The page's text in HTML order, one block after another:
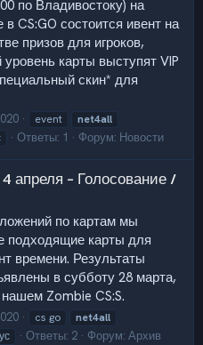
по Владивостоку) на
CS:GO состоится ивент на
призов для игроков,
карты выступят VIP
скин* для
event
net4all
Ответы: 1 Форум: Новости
апреля - Голосование /
по картам мы
подходящие карты для
времени. Результаты
в субботу 28 марта,
Zombie CS:S.
cs go
net4all
Ответы: 2 Форум: Архив